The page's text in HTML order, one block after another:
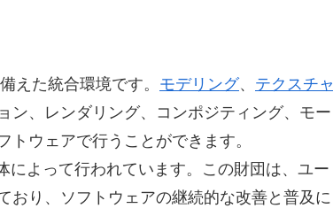
えた統合環境です。 モデリング、 テクスチャ
ン、レンダリング、コンポジティング、モー
ウェアで行うことができます。
によって行われています。この財団は、ユー
おり、ソフトウェアの継続的な改善と普及に